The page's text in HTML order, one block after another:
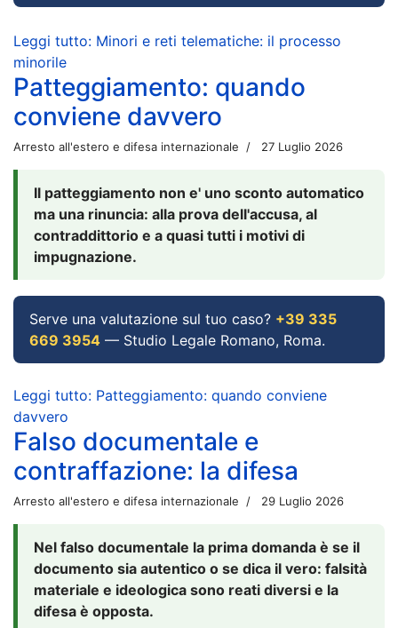
Leggi tutto: Minori e reti telematiche: il processo
minorile
Patteggiamento: quando
conviene davvero
Arresto all'estero e difesa internazionale 27 Luglio 2026
Il patteggiamento non e' uno sconto automatico
ma una rinuncia: alla prova dell'accusa, al
contraddittorio e a quasi tutti i motivi di
impugnazione.
Serve una valutazione sul tuo caso? +39 335
669 3954 — Studio Legale Romano, Roma.
Leggi tutto: Patteggiamento: quando conviene
davvero
Falso documentale e
contraffazione: la difesa
Arresto all'estero e difesa internazionale 29 Luglio 2026
Nel falso documentale la prima domanda è se il
documento sia autentico o se dica il vero: falsità
materiale e ideologica sono reati diversi e la
difesa è opposta.